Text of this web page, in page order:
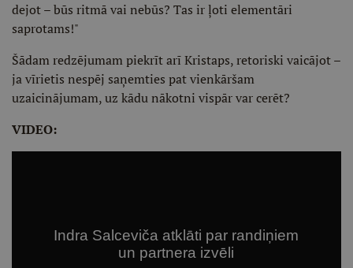
dejot – būs ritmā vai nebūs? Tas ir ļoti elementāri
saprotams!"
Šādam redzējumam piekrīt arī Kristaps, retoriski vaicājot –
ja vīrietis nespēj saņemties pat vienkāršam
uzaicinājumam, uz kādu nākotni vispār var cerēt?
VIDEO: